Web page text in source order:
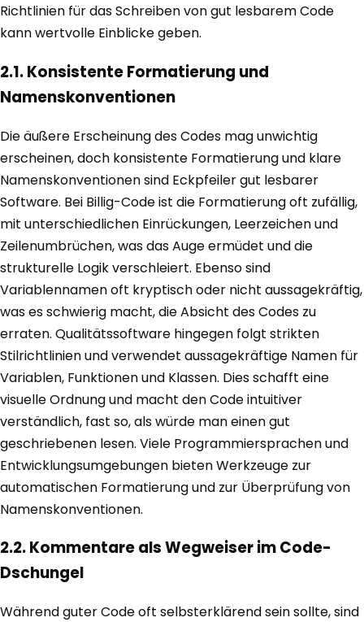
Richtlinien für das Schreiben von gut lesbarem Code
kann wertvolle Einblicke geben.
2.1. Konsistente Formatierung und
Namenskonventionen
Die äußere Erscheinung des Codes mag unwichtig
erscheinen, doch konsistente Formatierung und klare
Namenskonventionen sind Eckpfeiler gut lesbarer
Software. Bei Billig-Code ist die Formatierung oft zufällig,
mit unterschiedlichen Einrückungen, Leerzeichen und
Zeilenumbrüchen, was das Auge ermüdet und die
strukturelle Logik verschleiert. Ebenso sind
Variablennamen oft kryptisch oder nicht aussagekräftig,
was es schwierig macht, die Absicht des Codes zu
erraten. Qualitätssoftware hingegen folgt strikten
Stilrichtlinien und verwendet aussagekräftige Namen für
Variablen, Funktionen und Klassen. Dies schafft eine
visuelle Ordnung und macht den Code intuitiver
verständlich, fast so, als würde man einen gut
geschriebenen lesen. Viele Programmiersprachen und
Entwicklungsumgebungen bieten Werkzeuge zur
automatischen Formatierung und zur Überprüfung von
Namenskonventionen.
2.2. Kommentare als Wegweiser im Code-
Dschungel
Während guter Code oft selbsterklärend sein sollte, sind